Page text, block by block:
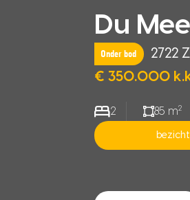
Du
Onder bod
2722
€ 350.000
2 85 m2